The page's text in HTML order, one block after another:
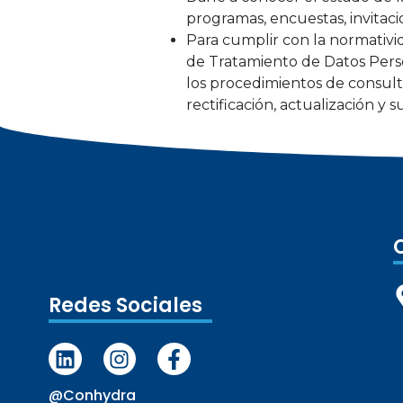
programas, encuestas,
Para cumplir con la
de Tratamiento de Datos
los procedimientos de
rectificación, actualización y
Redes Sociales
@conhydra